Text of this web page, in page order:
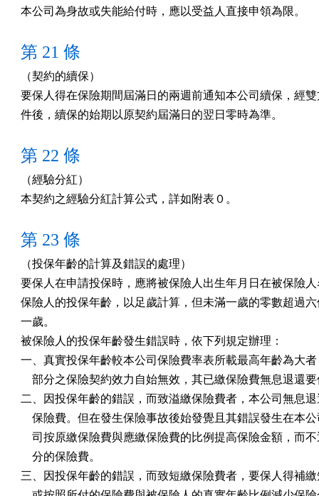
本公司為身故或失能給付時，應以受益人直接申領為限。
第 21 條
（契約的續保）
要保人得在保險期間屆滿日的兩週前通知本公司續保，經
件後，續保的始期以原契約屆滿日的翌日零時為準。
第 22 條
（經驗分紅）
本契約之經驗分紅計算公式，詳如附表０。
第 23 條
（投保年齡的計算及錯誤的處理）
要保人在申請投保時，應將被保險人出生年月日在被保險
保險人的投保年齡，以足歲計算，但未滿一歲的零數超過
一歲。
被保險人的投保年齡發生錯誤時，依下列規定辦理：
一、真實投保年齡較本公司保險費率表所載最高年齡為大
部分之保險契約效力自始無效，其已繳保險費無息退還
二、因投保年齡的錯誤，而致溢繳保險費者，本公司無息
保險費。但在發生保險事故後始發覺且其錯誤發生在本
司按原繳保險費與應繳保險費的比例提高保險金額，而
    分的保險費。
三、因投保年齡的錯誤，而致短繳保險費者，要保人得補